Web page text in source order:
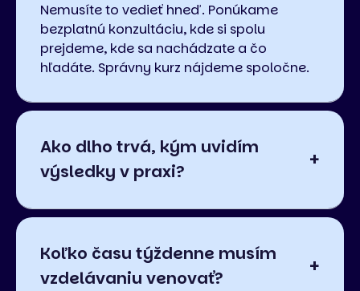
Nemusíte to vedieť hneď. Ponúkame
bezplatnú konzultáciu, kde si spolu
prejdeme, kde sa nachádzate a čo
hľadáte. Správny kurz nájdeme spoločne.
Ako dlho trvá, kým uvidím
výsledky v praxi?
Koľko času týždenne musím
vzdelávaniu venovať?